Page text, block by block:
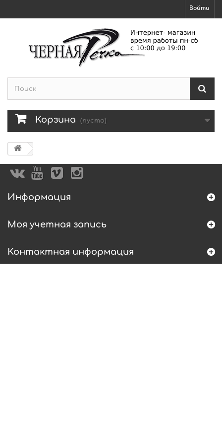
Войти
Корзина (пусто)
Информация
Моя учетная запись
Контактная информация